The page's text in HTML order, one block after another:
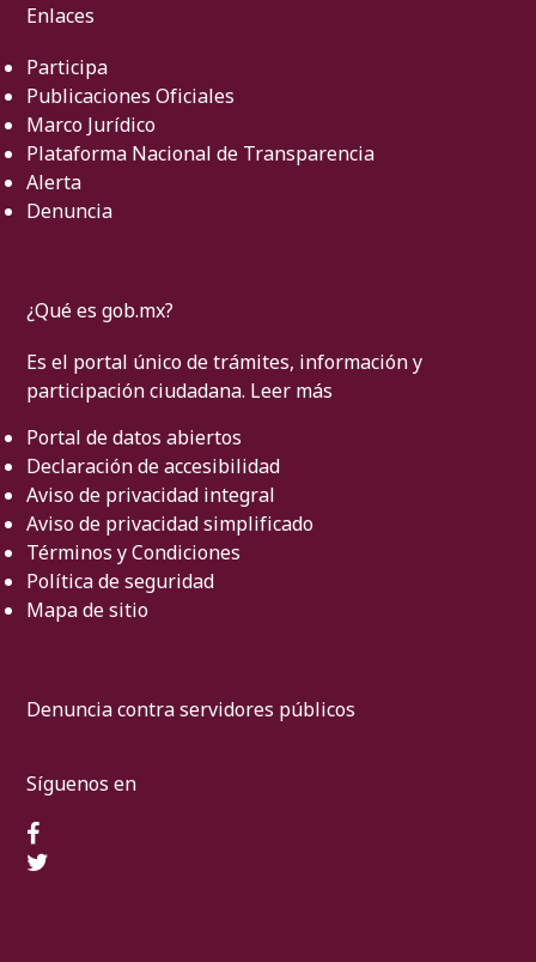
Enlaces
Participa
Publicaciones Oficiales
Marco Jurídico
Plataforma Nacional de Transparencia
Alerta
Denuncia
¿Qué es gob.mx?
Es el portal único de trámites, información y
participación ciudadana. Leer más
Portal de datos abiertos
Declaración de accesibilidad
Aviso de privacidad integral
Aviso de privacidad simplificado
Términos y Condiciones
Política de seguridad
Mapa de sitio
Denuncia contra servidores públicos
Síguenos en